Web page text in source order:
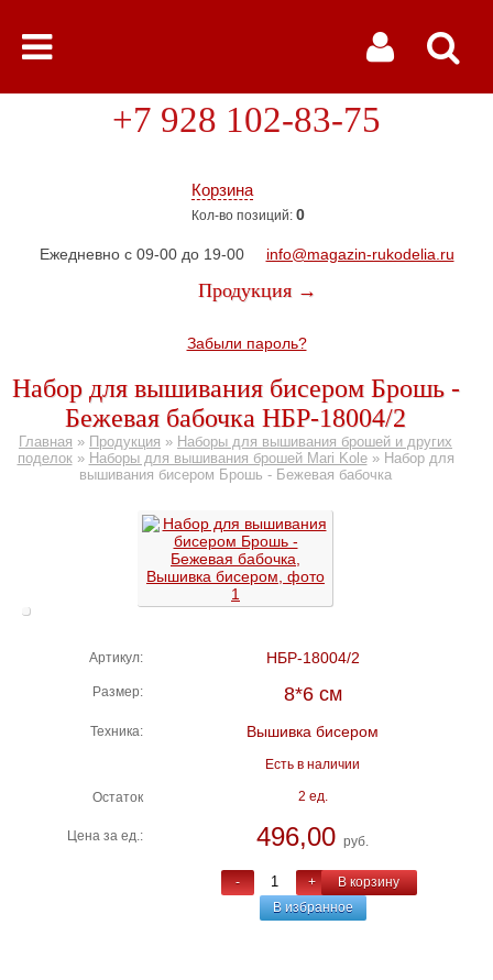
Корзина
Кол-во позиций: 0
+7 928 102-83-75
Ежедневно с 09-00 до 19-00 info@magazin-rukodelia.ru
Продукция →
Забыли пароль?
Набор для вышивания бисером Брошь -
Бежевая бабочка НБР-18004/2
Главная » Продукция » Наборы для вышивания брошей и других
поделок» Наборы для вышивания брошей Mari Kole» Набор для
вышивания бисером Брошь - Бежевая бабочка
Артикул: НБР-18004/2
Размер: 8*6 см
Техника: Вышивка бисером
Есть в наличии
Остаток 2 ед.
Цена за ед.: 496,00 руб.
- +
В корзину
В избранное